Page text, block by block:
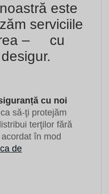
este
serviciile
– cu
cu noi
să-ţi protejăm
terţilor fără
în mod
de